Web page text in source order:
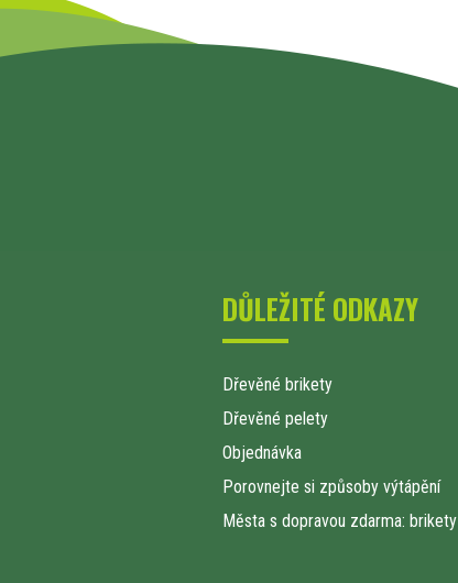
DŮLEŽITÉ ODKAZY
Dřevěné brikety
Dřevěné pelety
Objednávka
Porovnejte si způsoby výtápění
Města s dopravou zdarma: brikety